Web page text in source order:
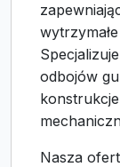
odbojów
Nasza